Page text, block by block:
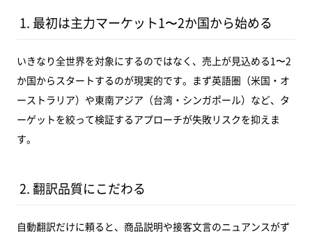
1. 最初は主力マーケット1〜2か国から始める
いきなり全世界を対象にするのではなく、売上が見込める1〜2
か国からスタートするのが現実的です。まず英語圏（米国・オ
ーストラリア）や東南アジア（台湾・シンガポール）など、タ
ーゲットを絞って検証するアプローチが失敗リスクを抑えま
す。
2. 翻訳品質にこだわる
自動翻訳だけに頼ると、商品説明や接客文言のニュアンスがず